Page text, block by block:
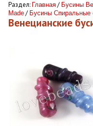
Раздел: Главная / Бусины
Made / Бусины
Венецианские